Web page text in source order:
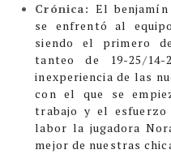
Crónica: El
se enfrentó al
siendo el primero
tanteo de 19-25/
inexperiencia de las
con el que se
trabajo y el
labor la jugadora
mejor de nuestras